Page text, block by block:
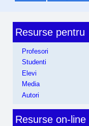
Resurse pentru
Profesori
Studenti
Elevi
Media
Autori
Resurse on-line